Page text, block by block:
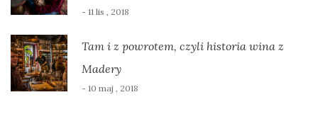
- 11 lis , 2018
Tam i z powrotem, czyli historia wina z
Madery
- 10 maj , 2018